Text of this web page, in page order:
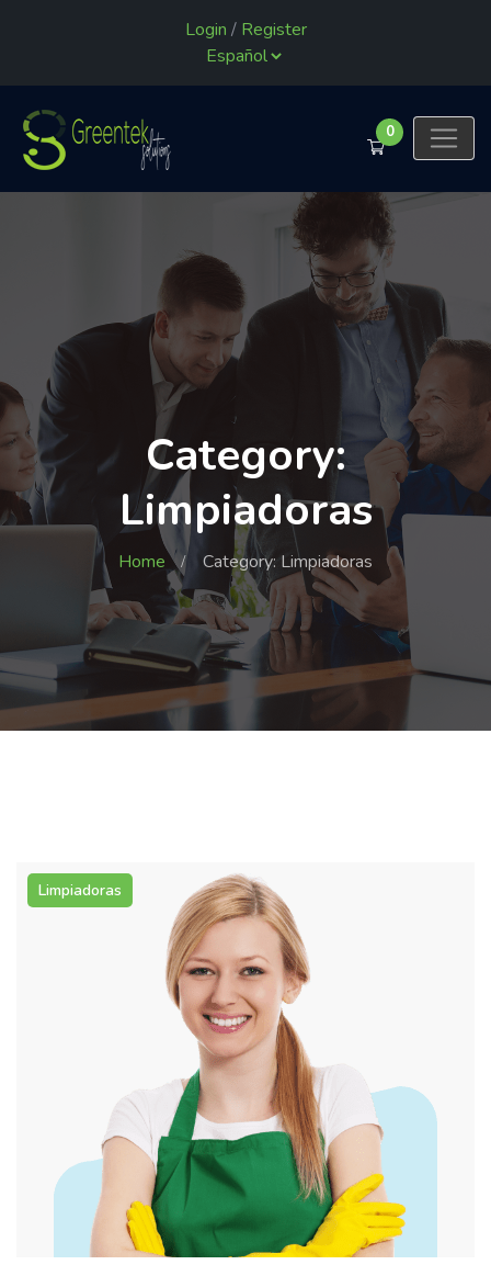
Login / Register
0
Category:
Limpiadoras
Home Category: Limpiadoras
Limpiadoras